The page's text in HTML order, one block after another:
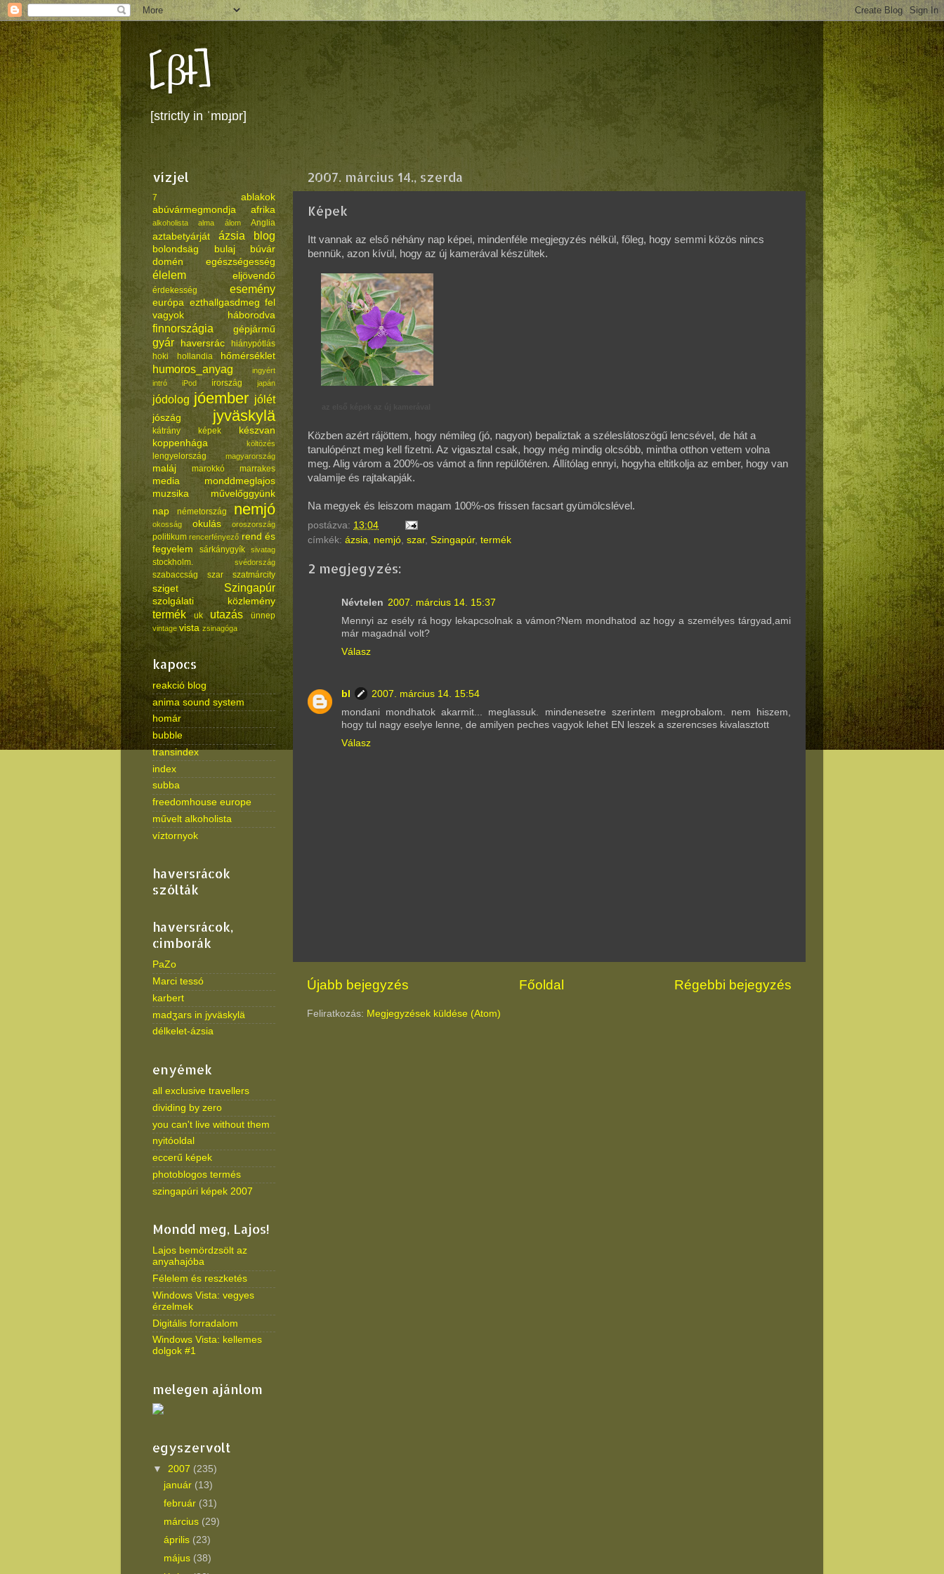
[βł]
[strictly in ˈmɒɟɒr]
2007. március 14., szerda
Képek
Itt vannak az első néhány nap képei, mindenféle megjegyzés nélkül, főleg, hogy semmi közös nincs
bennük, azon kívül, hogy az új kamerával készültek.
Közben azért rájöttem, hogy némileg (jó, nagyon) bepaliztak a széleslátoszögű lencsével, de hát a
tanulópénzt meg kell fizetni. Az vigasztal csak, hogy még mindig olcsóbb, mintha otthon vettem volna
meg. Alig várom a 200%-os vámot a finn repülőtéren. Állítólag ennyi, hogyha eltitkolja az ember, hogy van
valamije és rajtakapják.
Na megyek és leiszom magam 100%-os frissen facsart gyümölcslével.
postázva: 13:04
címkék: ázsia nemjó szar, Szingapúr, termék
2 megjegyzés:
Névtelen 2007. március 14. 15:37
Mennyi az esély rá hogy lekapcsolnak a vámon?Nem mondhatod az hogy a személyes tárgyad,ami
már magadnál volt?
Válasz
bl
2007. március 14. 15:54
mondani mondhatok akarmit... meglassuk. mindenesetre szerintem megprobalom. nem hiszem,
hogy tul nagy eselye lenne, de amilyen peches vagyok lehet EN leszek a szerencses kivalasztott
Válasz
Újabb bejegyzés Régebbi bejegyzés
Főoldal
Feliratkozás: Megjegyzések küldése (Atom)
vízjel
7
ablakok
abúvármegmondja
afrika
alkoholista alma álom Anglia
aztabetyárját ázsia blog
bolondsäg bulaj
búvár
domén
egészségesség
élelem eljövendő
érdekesség esemény
európa ezthallgasdmeg fel
vagyok háborodva
finnországia gépjármű
gyár haversrác
hiánypótlás
hoki
hollandia hőmérséklet
humoros_anyag
ingyért
intró
iPod írország japán
jódolog jóember jólét
jószág jyväskylä
kátrány képek
készvan
koppenhága
költözés
lengyelország magyarország
maláj marokkó marrakes
media
monddmeglajos
muzsika
művelőggyünk
nap
németország nemjó
okosság okulás oroszország
politikum rencerfényező rend és
fegyelem
sárkánygyík sivatag
stockholm. svédország
szabaccság szar szatmárcity
sziget Szingapúr
szolgálati közlemény
termék uk utazás ünnep
vintage vista zsinagóga
kapocs
reakció blog
anima sound system
homár
bubble
transindex
index
subba
freedomhouse europe
művelt alkoholista
víztornyok
haversrácok
szólták
haversrácok,
cimborák
PaZo
Marci tessó
karbert
madʒars in jyväskylä
délkelet-ázsia
enyémek
all exclusive travellers
dividing by zero
you can't live without them
nyitóoldal
eccerű képek
photoblogos termés
szingapúri képek 2007
Mondd meg, Lajos!
Lajos bemördzsölt az
anyahajóba
Félelem és reszketés
Windows Vista: vegyes
érzelmek
Digitális forradalom
Windows Vista: kellemes
dolgok #1
melegen ajánlom
egyszervolt
▼ 2007 (235)
január (13)
február (31)
március (29)
április (23)
május (38)